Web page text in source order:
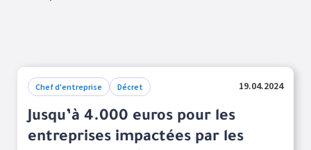
Chef d'entreprise Décret 19.04.2024
Jusqu’à 4.000 euros pour les
entreprises impactées par les